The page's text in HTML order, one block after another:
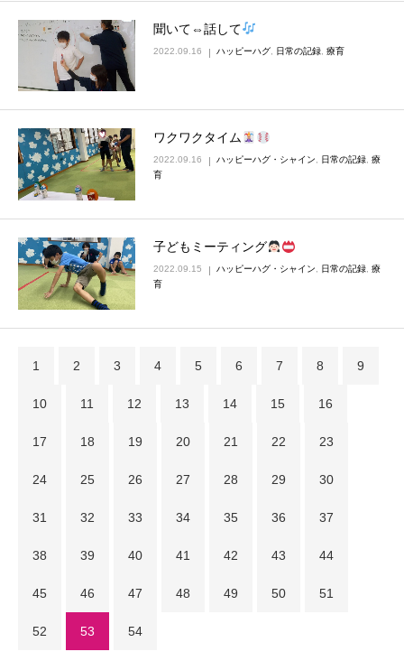
聞いて⇔話して
2022.09.16 ハッピーハグ 日常の記録 療育
ワクワクタイム
2022.09.16 ハッピーハグ・シャイン, 日常の記録, 療
育
子どもミーティング
2022.09.15 ハッピーハグ・シャイン, 日常の記録, 療
育
1 2 3 4 5 6 7 8 9
10 11 12 13 14 15 16
17 18 19 20 21 22 23
24 25 26 27 28 29 30
31 32 33 34 35 36 37
38 39 40 41 42 43 44
45 46 47 48 49 50 51
52 53 54